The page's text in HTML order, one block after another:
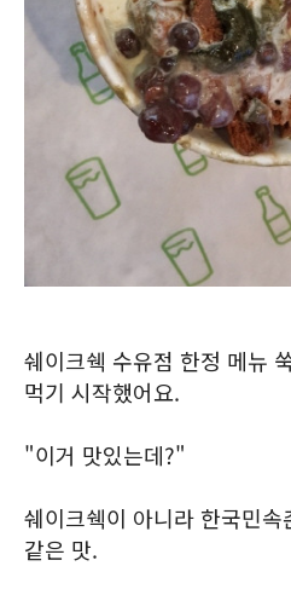
쉐이크쉑 수유점 한정 메뉴
먹기 시작했어요.
"이거 맛있는데?"
쉐이크쉑이 아니라 한국민
같은 맛.